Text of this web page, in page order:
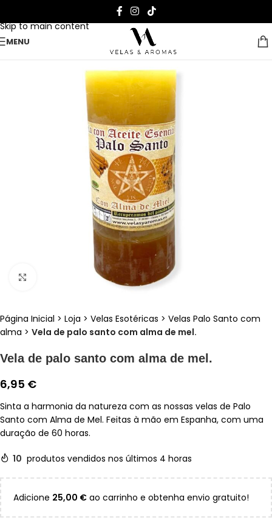
Skip to main content
MENU
Clique para ampliar
Página Inicial > Loja > Velas Esotéricas > Velas Palo Santo com
alma > Vela de palo santo com alma de mel.
Vela de palo santo com alma de mel.
6,95 €
Sinta a harmonia da natureza com as nossas velas de Palo
Santo com Alma de Mel. Feitas à mão em Espanha, com uma
duração de 60 horas.
10 produtos vendidos nos últimos 4 horas
Adicione 25,00 € ao carrinho e obtenha envio gratuito!